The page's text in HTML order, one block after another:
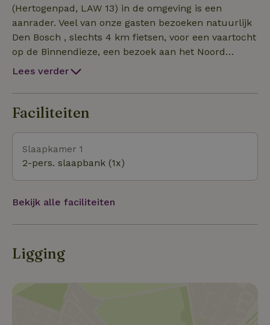
(Hertogenpad, LAW 13) in de omgeving is een
aanrader. Veel van onze gasten bezoeken natuurlijk
Den Bosch , slechts 4 km fietsen, voor een vaartocht
op de Binnendieze, een bezoek aan het Noord
Brabants Museum of het recent geopende
woonomgeving wordt in laatst genoemde museum
prachtig verteld. Gezellige dorpen als Vught en Sint-
Lees verder
Faciliteiten
Slaapkamer 1
2-pers. slaapbank (1x)
Bekijk alle faciliteiten
Ligging